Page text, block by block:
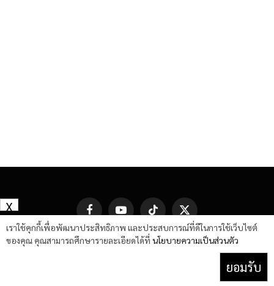
FacebookYouTube TikTok
X
(Twitter)
เราใช้คุกกี้เพื่อพัฒนาประสิทธิภาพ และประสบการณ์ที่ดีในการใช้เว็บไซต์
ของคุณ คุณสามารถศึกษารายละเอียดได้ที่ นโยบายความเป็นส่วนตัว
ยอมรับ
X